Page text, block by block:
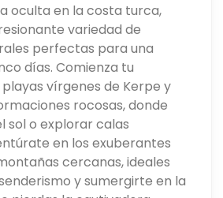
oculta en la costa turca,
variedad de
perfectas para una
días. Comienza tu
vírgenes de Kerpe y
rocosas, donde
sol o explorar calas
en los exuberantes
cercanas, ideales
y sumergirte en la